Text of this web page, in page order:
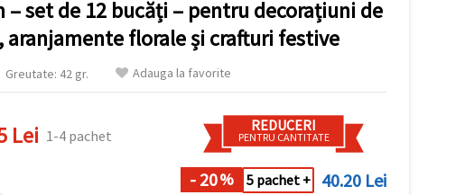
– set de 12 bucăți – pentru decorațiuni de
aranjamente florale și crafturi festive
Greutate: 42 gr. Adauga la favorite
Lei 1-4 pachet
REDUCERI
PENTRU CANTITATE
- 20% 5 pachet + 40.20 Lei